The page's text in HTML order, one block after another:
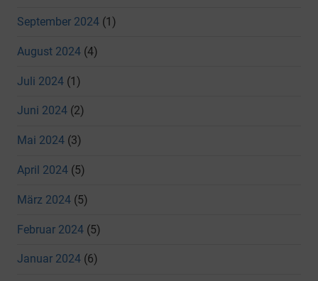
September 2024 (1)
August 2024 (4)
Juli 2024 (1)
Juni 2024 (2)
Mai 2024 (3)
April 2024 (5)
März 2024 (5)
Februar 2024 (5)
Januar 2024 (6)